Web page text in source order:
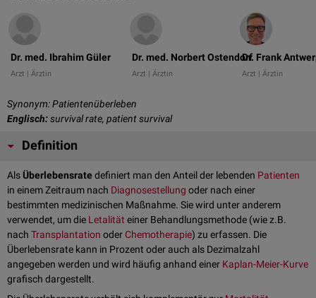
Dr. med. Ibrahim Güler
Arzt | Ärztin
Dr. med. Norbert Ostendorf
Arzt | Ärztin
Dr. Frank
Arzt | Ärztin
Synonym: Patientenüberleben
Englisch:survival rate, patient survival
Definition
AlsÜberlebensratedefiniert man den Anteil der lebenden Patienten
in einem Zeitraum nach Diagnosestellung oder nach einer
bestimmten medizinischen Maßnahme. Sie wird unter anderem
verwendet, um die Letalität einer Behandlungsmethode (wie z.B.
nach Transplantation oder Chemotherapie) zu erfassen. Die
Überlebensrate kann in Prozent oder auch als Dezimalzahl
angegeben werden und wird häufig anhand einer Kaplan-Meier-Kurve
grafisch dargestellt.